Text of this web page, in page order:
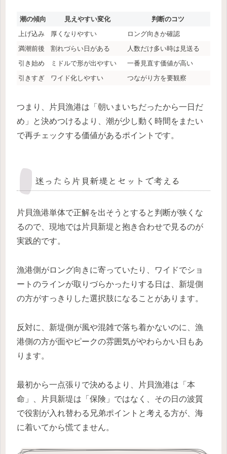
潮の傾向 見えやすい変化
判断のコツ
上げ込み
厚くなりやすい
ロング向きか確認
満潮前後
割れづらい日がある
人数だけ多い時は見送る
引き始め
ミドルで形が出やすい
一番見直す価値が高い
引きすぎ
ワイド化しやすい つながり方を要観察
つまり、片貝漁港は「朝いまいちだったから一日だ
め」と決めつけるより、潮が少し動く時間をまたい
で再チェックする価値があるポイントです。
迷ったら片貝新堤とセットで考える
片貝漁港単体で正解を出そうとすると判断が狭くな
るので、現地では片貝新堤と抱き合わせで見るのが
実践的です。
漁港側がロング向きに寄っていたり、ワイドでショ
ートのラインが取りづらかったりする日は、新堤側
の方がすっきりした選択肢になることがあります。
反対に、新堤側が風や混雑で落ち着かないのに、漁
港側の方が面やピークの雰囲気がやわらかい日もあ
ります。
最初から一点張りで決めるより、片貝漁港は「本
命」、片貝新堤は「保険」ではなく、その日の波質
で役割が入れ替わる兄弟ポイントと考える方が、海
に着いてから慌てません。